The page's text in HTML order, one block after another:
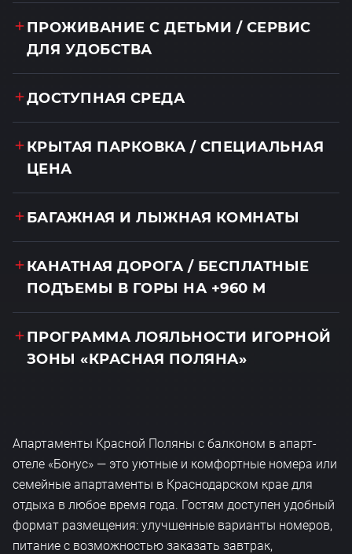
ПРОЖИВАНИЕ С ДЕТЬМИ / СЕРВИС
ДЛЯ УДОБСТВА
ДОСТУПНАЯ СРЕДА
КРЫТАЯ ПАРКОВКА / СПЕЦИАЛЬНАЯ
ЦЕНА
БАГАЖНАЯ И ЛЫЖНАЯ КОМНАТЫ
КАНАТНАЯ ДОРОГА / БЕСПЛАТНЫЕ
ПОДЪЕМЫ В ГОРЫ НА +960 М
ПРОГРАММА ЛОЯЛЬНОСТИ ИГОРНОЙ
ЗОНЫ «КРАСНАЯ ПОЛЯНА»
Апартаменты Красной Поляны с балконом в апарт-
отеле «Бонус» — это уютные и комфортные номера или
семейные апартаменты в Краснодарском крае для
отдыха в любое время года. Гостям доступен удобный
формат размещения: улучшенные варианты номеров,
питание с возможностью заказать завтрак,